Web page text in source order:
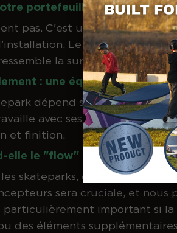
portefeuille de réalisations
pas. C'est une bonne idée
Le meilleur test
la surface, s'il n'y a
: une équipe
dépend souvent des
avec ses propres
et finition.
elle le "flow" et a-t-elle
skateparks, ce sont les
sera cruciale, et
particulièrement important si
des éléments